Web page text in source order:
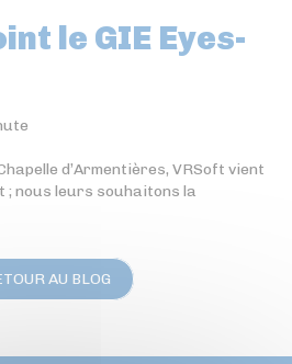
le GIE Eyes-
d’Armentières, VRSoft vient
; nous leurs souhaitons la
AU BLOG